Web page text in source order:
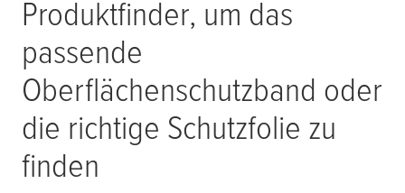
Produktfinder, um das
passende
Oberflächenschutzband oder
die richtige Schutzfolie zu
finden